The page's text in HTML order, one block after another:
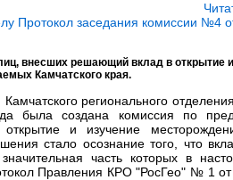
Протокол заседания комиссии №4
внесших решающий вклад в открытие
Камчатского края.
регионального
была создана комиссия по
и изучение
стало осознание того, что
часть которых в
Правления КРО "РосГео" № 1 от